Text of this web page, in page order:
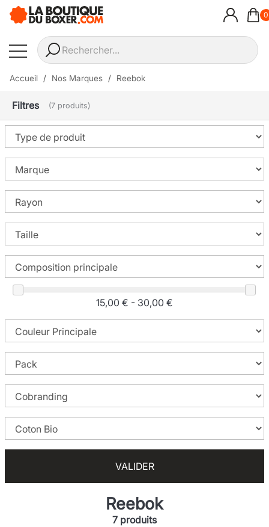
0
Accueil Nos Marques Reebok
Filtres (7 produits)
15,00 € - 30,00 €
VALIDER
Reebok
7 produits